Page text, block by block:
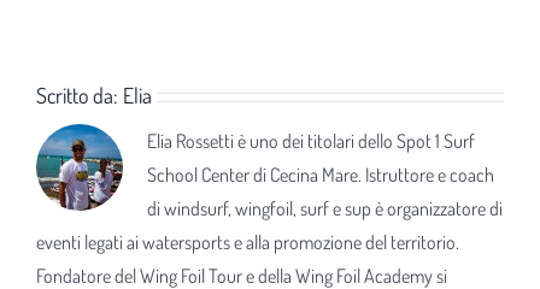
Scritto da: Elia
Elia Rossetti è uno dei titolari dello Spot 1 Surf
School Center di Cecina Mare. Istruttore e coach
di windsurf, wingfoil, surf e sup è organizzatore di
eventi legati ai watersports e alla promozione del territorio.
Fondatore del Wing Foil Tour e della Wing Foil Academy si